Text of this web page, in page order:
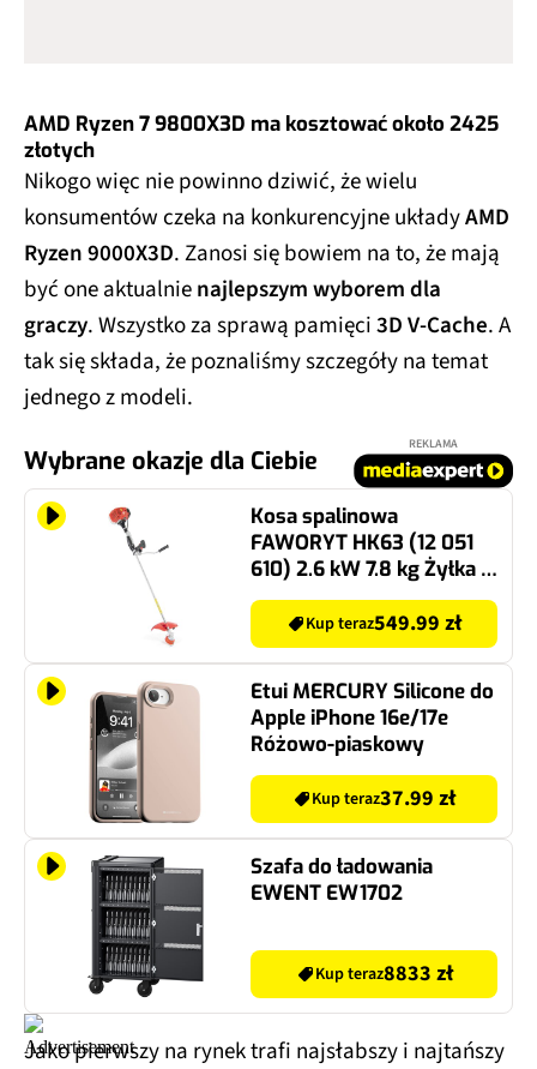
AMD Ryzen 7 9800X3D ma kosztować około 2425
złotych
Nikogo więc nie powinno dziwić, że wielu
konsumentów czeka na konkurencyjne układyAMD
Ryzen 9000X3D. Zanosi się bowiem na to, że mają
być one aktualnienajlepszym wyborem dla
graczy. Wszystko za sprawą pamięci3D V-Cache. A
tak się składa, że poznaliśmy szczegóły na temat
jednego z modeli.
Wybrane okazje dla Ciebie
REKLAMA
Kosa spalinowa
FAWORYT HK63 (12 051
610) 2.6 kW 7.8 kg Żyłka +
Tarcza tnąca
Kup teraz549.99 zł
Etui MERCURY Silicone do
Apple iPhone 16e/17e
Różowo-piaskowy
Kup teraz37.99 zł
Szafa do ładowania
EWENT EW1702
Kup teraz8833 zł
Jako pierwszy na rynek trafi najsłabszy i najtańszy